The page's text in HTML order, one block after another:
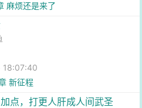
麻烦还是来了
18:07:40
新征程
点，打更人肝成人间武圣